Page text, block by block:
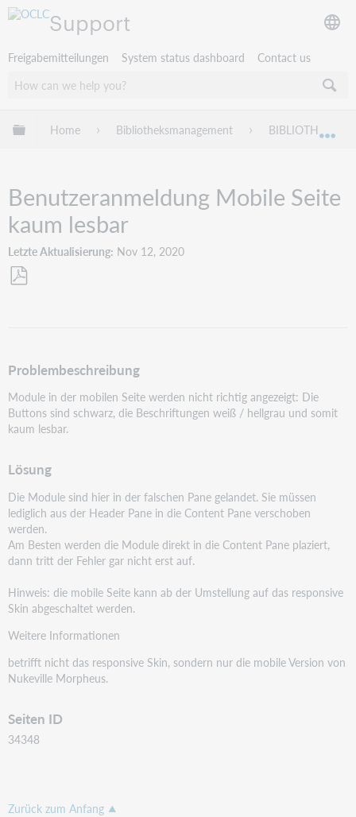
Support
Freigabemitteilungen System status dashboard Contact us
Globale Hierarchie expandieren/verbergen
Home Bibliotheksmanagement BIBLIOTHECA
Benutzeranmeldung Mobile Seite
kaum lesbar
Letzte Aktualisierung Nov 12, 2020
Problembeschreibung
Module in der mobilen Seite werden nicht richtig angezeigt: Die
Buttons sind schwarz, die Beschriftungenweiß / hellgrau und somit
kaum lesbar.
Lösung
Die Module sind hier in der falschen Pane gelandet. Sie müssen
lediglich aus der Header Pane in die Content Pane verschoben
werden.
Am Besten werden die Module direkt in die Content Pane plaziert,
dann tritt der Fehler gar nicht erst auf.
Hinweis: die mobile Seite kann ab der Umstellung auf das responsive
Skin abgeschaltet werden.
Weitere Informationen
betrifft nicht das responsive Skin, sondern nur die mobile Version von
Nukeville Morpheus.
Seiten ID
34348
Zurück zum Anfang